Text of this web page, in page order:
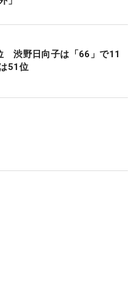
渋野日向子は「66」で11
51位